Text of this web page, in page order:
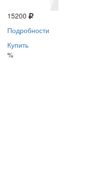
15200
Подробности
Купить
%